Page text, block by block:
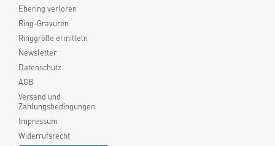
Ehering verloren
Ring-Gravuren
Ringgröße ermitteln
Newsletter
Datenschutz
AGB
Versand und
Zahlungsbedingungen
Impressum
Widerrufsrecht